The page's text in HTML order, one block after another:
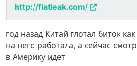
http://fiatleak.com/
год назад Китай глотал биток
на него работала, а сейчас
в Америку идет